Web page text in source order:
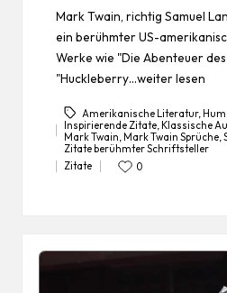
Mark Twain, richtig Samuel
ein berühmter US-
Werke wie "Die Abenteuer
"Huckleberry…weiter lesen
Tags:
Amerikanische Literatur,
Inspirierende Zitate, Klassische
Mark Twain Mark Twain Sprüche,
Zitate berühmter Schriftsteller
Posted
Zitate 0